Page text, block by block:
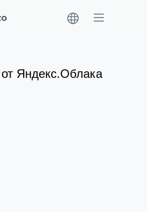
от Яндекс.Облака